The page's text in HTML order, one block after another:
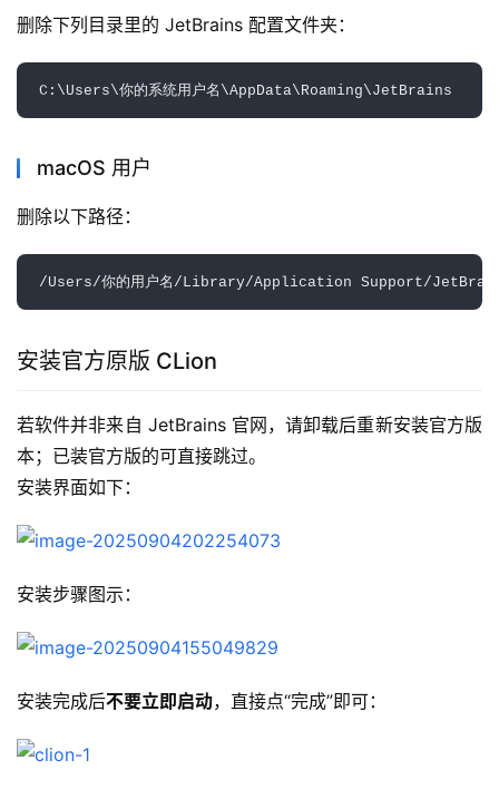
删除下列目录里的 JetBrains 配置文件夹：
macOS 用户
删除以下路径：
安装官方原版 CLion
若软件并非来自 JetBrains 官网，请卸载后重新安装官方版
本；已装官方版的可直接跳过。
安装界面如下：
安装步骤图示：
安装完成后不要立即启动，直接点“完成”即可：